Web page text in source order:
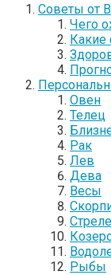
Советы от
Чего
Какие
Овен
Телец
Рак
Лев
Дева
Весы
Рыбы